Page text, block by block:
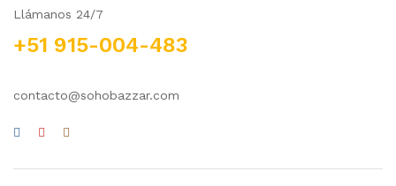
Llámanos 24/7
+51 915-004-483
contacto@sohobazzar.com